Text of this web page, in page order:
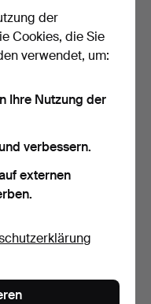
schwarzes Leder, 20.
USD
der
Cookies, die Sie
verwendet, um:
Ihre Nutzung der
verbessern.
externen